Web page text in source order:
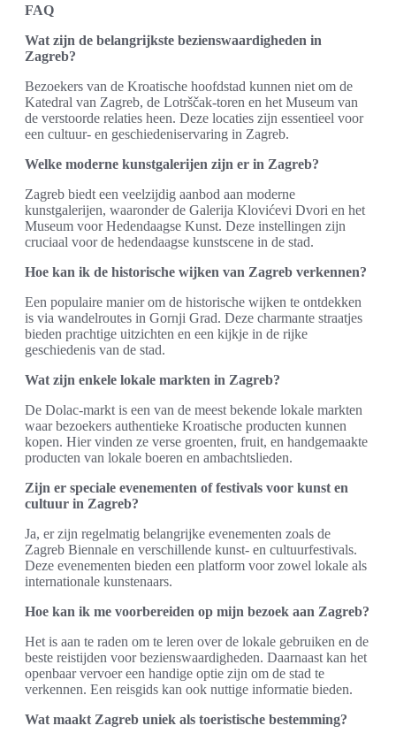
FAQ
Wat zijn de belangrijkste bezienswaardigheden in
Zagreb?
Bezoekers van de Kroatische hoofdstad kunnen niet om de
Katedral van Zagreb, de Lotrščak-toren en het Museum van
de verstoorde relaties heen. Deze locaties zijn essentieel voor
een cultuur- en geschiedeniservaring in Zagreb.
Welke moderne kunstgalerijen zijn er in Zagreb?
Zagreb biedt een veelzijdig aanbod aan moderne
kunstgalerijen, waaronder de Galerija Klovićevi Dvori en het
Museum voor Hedendaagse Kunst. Deze instellingen zijn
cruciaal voor de hedendaagse kunstscene in de stad.
Hoe kan ik de historische wijken van Zagreb verkennen?
Een populaire manier om de historische wijken te ontdekken
is via wandelroutes in Gornji Grad. Deze charmante straatjes
bieden prachtige uitzichten en een kijkje in de rijke
geschiedenis van de stad.
Wat zijn enkele lokale markten in Zagreb?
De Dolac-markt is een van de meest bekende lokale markten
waar bezoekers authentieke Kroatische producten kunnen
kopen. Hier vinden ze verse groenten, fruit, en handgemaakte
producten van lokale boeren en ambachtslieden.
Zijn er speciale evenementen of festivals voor kunst en
cultuur in Zagreb?
Ja, er zijn regelmatig belangrijke evenementen zoals de
Zagreb Biennale en verschillende kunst- en cultuurfestivals.
Deze evenementen bieden een platform voor zowel lokale als
internationale kunstenaars.
Hoe kan ik me voorbereiden op mijn bezoek aan Zagreb?
Het is aan te raden om te leren over de lokale gebruiken en de
beste reistijden voor bezienswaardigheden. Daarnaast kan het
openbaar vervoer een handige optie zijn om de stad te
verkennen. Een reisgids kan ook nuttige informatie bieden.
Wat maakt Zagreb uniek als toeristische bestemming?